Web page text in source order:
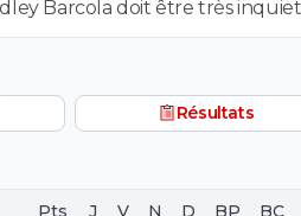
Barcola doit être très inquiet.
lorsque l'on sait
Mbappé lorsqu'il avait voulu
Résultats
Pts J V N D BP BC